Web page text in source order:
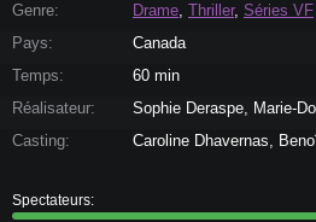
Genre:
Drame, Thriller, Séries VF
Pays:
Canada
Temps:
60 min
Réalisateur:
Sophie Deraspe, Marie-
Casting:
Caroline Dhavernas,
Spectateurs: